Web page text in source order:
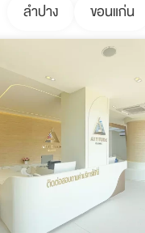
ลำปาง
ขอนแก่น